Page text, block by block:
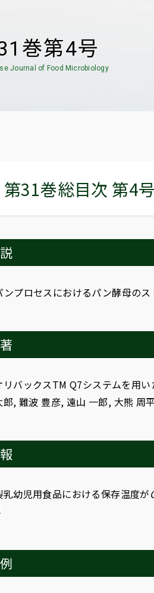
巻第4号
Journal of Food Microbiology
第31巻総目次 第4
ンプロセスにおけるパン酵母の
リバックスTM Q7システムを用
郎, 難波 豊彦, 遠山 一郎, 大熊 周
乳幼児用食品における保存温度が